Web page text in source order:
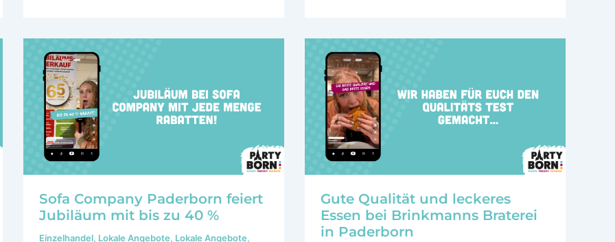
Sofa Company Paderborn feiert
Jubiläum mit bis zu 40 %
Einzelhandel, Lokale Angebote, Lokale Angebote,
Gute Qualität und leckeres
Essen bei Brinkmanns Braterei
in Paderborn